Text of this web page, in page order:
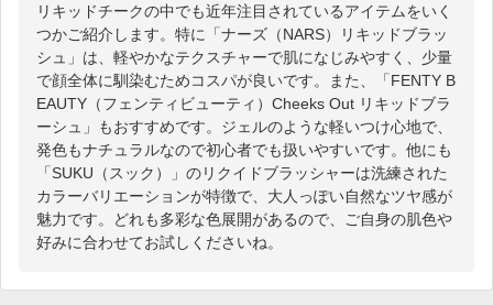
リキッドチークの中でも近年注目されているアイテムをいく
つかご紹介します。特に「ナーズ（NARS）リキッドブラッ
シュ」は、軽やかなテクスチャーで肌になじみやすく、少量
で顔全体に馴染むためコスパが良いです。また、「FENTY B
EAUTY（フェンティビューティ）Cheeks Out リキッドブラ
ーシュ」もおすすめです。ジェルのような軽いつけ心地で、
発色もナチュラルなので初心者でも扱いやすいです。他にも
「SUKU（スック）」のリクイドブラッシャーは洗練された
カラーバリエーションが特徴で、大人っぽい自然なツヤ感が
魅力です。どれも多彩な色展開があるので、ご自身の肌色や
好みに合わせてお試しくださいね。